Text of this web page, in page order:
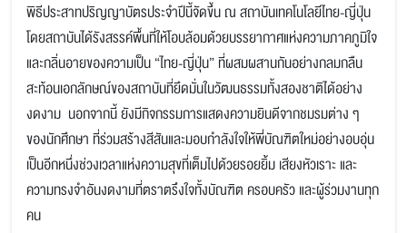
พิธีประสาทปริญญาบัตรประจำปีนี้จัดขึ้น ณ สถาบันเทคโนโลยีไทย-ญี่ปุ่น
โดยสถาบันได้รังสรรค์พื้นที่ให้โอบล้อมด้วยบรรยากาศแห่งความภาคภูมิใจ
และกลิ่นอายของความเป็น “ไทย-ญี่ปุ่น” ที่ผสมผสานกันอย่างกลมกลืน
สะท้อนเอกลักษณ์ของสถาบันที่ยึดมั่นในวัฒนธรรมทั้งสองชาติได้อย่าง
งดงาม นอกจากนี้ ยังมีกิจกรรมการแสดงความยินดีจากชมรมต่าง ๆ
ของนักศึกษา ที่ร่วมสร้างสีสันและมอบกำลังใจให้พี่บัณฑิตใหม่อย่างอบอุ่น
เป็นอีกหนึ่งช่วงเวลาแห่งความสุขที่เต็มไปด้วยรอยยิ้ม เสียงหัวเราะ และ
ความทรงจำอันงดงามที่ตราตรึงใจทั้งบัณฑิต ครอบครัว และผู้ร่วมงานทุก
คน